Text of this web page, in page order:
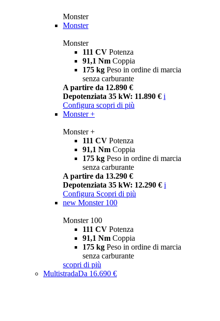
Monster
Monster
Monster
111 CV Potenza
91,1 Nm Coppia
175 kg Peso in ordine di marcia
senza carburante
A partire da 12.890 €
Depotenziata 35 kW: 11.890 € i
Configura scopri di più
Monster +
Monster +
111 CV Potenza
91,1 Nm Coppia
175 kg Peso in ordine di marcia
senza carburante
A partire da 13.290 €
Depotenziata 35 kW: 12.290 € i
Configura Scopri di più
new Monster 100
Monster 100
111 CV Potenza
91,1 Nm Coppia
175 kg Peso in ordine di marcia
senza carburante
scopri di più
MultistradaDa 16.690 €